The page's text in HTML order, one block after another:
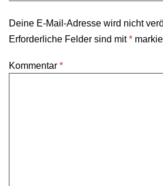
Deine E-Mail-Adresse wird nicht
Erforderliche Felder sind mit*
Kommentar *